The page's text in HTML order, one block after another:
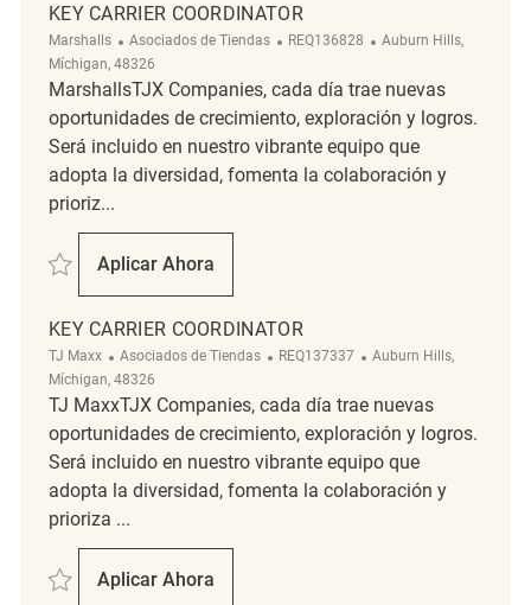
KEY CARRIER COORDINATOR
Marshalls Categoría
Asociados de Tiendas ReqId
REQ136828 Ubicación
Auburn Hills,
Míchigan, 48326
MarshallsTJX Companies, cada día trae nuevas
oportunidades de crecimiento, exploración y logros.
Será incluido en nuestro vibrante equipo que
adopta la diversidad, fomenta la colaboración y
prioriz...
Salvar Key Carrier Coordinator REQ136828
Aplicar Ahora
Key Carrier Coordinator
KEY CARRIER COORDINATOR
TJ Maxx Categoría
Asociados de Tiendas ReqId
REQ137337 Ubicación
Auburn Hills,
Míchigan, 48326
TJ MaxxTJX Companies, cada día trae nuevas
oportunidades de crecimiento, exploración y logros.
Será incluido en nuestro vibrante equipo que
adopta la diversidad, fomenta la colaboración y
prioriza ...
Salvar Key Carrier Coordinator REQ137337
Aplicar Ahora
Key Carrier Coordinator